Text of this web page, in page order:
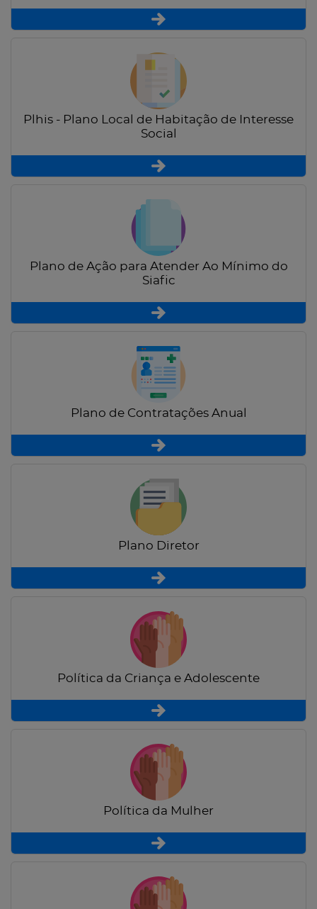
Plhis - Plano Local de Habitação de Interesse
Social
Plano de Ação para Atender Ao Mínimo do
Siafic
Plano de Contratações Anual
Plano Diretor
Política da Criança e Adolescente
Política da Mulher